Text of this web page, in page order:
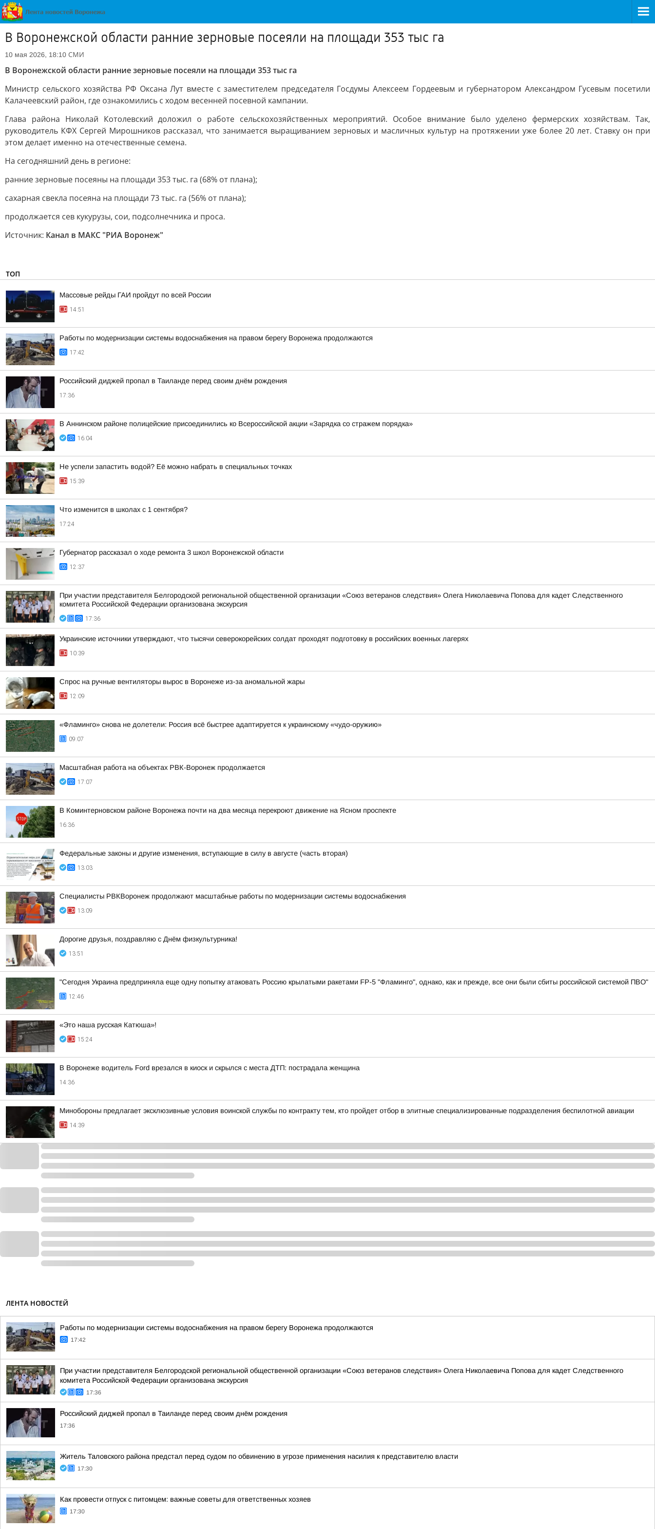
В Воронежской области ранние зерновые посеяли на площади 353 тыс га
10 мая 2026, 18:10 СМИ
В Воронежской области ранние зерновые посеяли на площади 353 тыс га
Министр сельского хозяйства РФ Оксана Лут вместе с заместителем председателя Госдумы Алексеем Гордеевым и губернатором Александром Гусевым посетили
Калачеевский район, где ознакомились с ходом весенней посевной кампании.
Глава района Николай Котолевский доложил о работе сельскохозяйственных мероприятий. Особое внимание было уделено фермерских хозяйствам. Так,
руководитель КФХ Сергей Мирошников рассказал, что занимается выращиванием зерновых и масличных культур на протяжении уже более 20 лет. Ставку он при
этом делает именно на отечественные семена.
На сегодняшний день в регионе:
ранние зерновые посеяны на площади 353 тыс. га (68% от плана);
сахарная свекла посеяна на площади 73 тыс. га (56% от плана);
продолжается сев кукурузы, сои, подсолнечника и проса.
Источник: Канал в МАКС "РИА Воронеж"
ТОП
Массовые рейды ГАИ пройдут по всей России
14:51
Работы по модернизации системы водоснабжения на правом берегу Воронежа продолжаются
17:42
Российский диджей пропал в Таиланде перед своим днём рождения
17:36
В Аннинском районе полицейские присоединились ко Всероссийской акции «Зарядка со стражем порядка»
16:04
Не успели запастить водой? Её можно набрать в специальных точках
15:39
Что изменится в школах с 1 сентября?
17:24
Губернатор рассказал о ходе ремонта 3 школ Воронежской области
12:37
При участии представителя Белгородской региональной общественной организации «Союз ветеранов следствия» Олега Николаевича Попова для кадет Следственного
комитета Российской Федерации организована экскурсия
17:36
Украинские источники утверждают, что тысячи северокорейских солдат проходят подготовку в российских военных лагерях
10:39
Спрос на ручные вентиляторы вырос в Воронеже из-за аномальной жары
12:09
«Фламинго» снова не долетели: Россия всё быстрее адаптируется к украинскому «чудо-оружию»
09:07
Масштабная работа на объектах РВК-Воронеж продолжается
17:07
В Коминтерновском районе Воронежа почти на два месяца перекроют движение на Ясном проспекте
16:36
Федеральные законы и другие изменения, вступающие в силу в августе (часть вторая)
13:03
Специалисты РВКВоронеж продолжают масштабные работы по модернизации системы водоснабжения
13:09
Дорогие друзья, поздравляю с Днём физкультурника!
13:51
"Сегодня Украина предприняла еще одну попытку атаковать Россию крылатыми ракетами FP-5 "Фламинго", однако, как и прежде, все они были сбиты российской системой ПВО"
12:46
«Это наша русская Катюша»!
15:24
В Воронеже водитель Ford врезался в киоск и скрылся с места ДТП: пострадала женщина
14:36
Минобороны предлагает эксклюзивные условия воинской службы по контракту тем, кто пройдет отбор в элитные специализированные подразделения беспилотной авиации
14:39
ЛЕНТА НОВОСТЕЙ
Работы по модернизации системы водоснабжения на правом берегу Воронежа продолжаются
17:42
При участии представителя Белгородской региональной общественной организации «Союз ветеранов следствия» Олега Николаевича Попова для кадет Следственного
комитета Российской Федерации организована экскурсия
17:36
Российский диджей пропал в Таиланде перед своим днём рождения
17:36
Житель Таловского района предстал перед судом по обвинению в угрозе применения насилия к представителю власти
17:30
Как провести отпуск с питомцем: важные советы для ответственных хозяев
17:30